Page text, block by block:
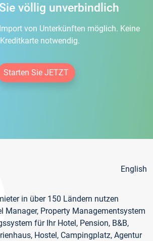
völlig unverbindlich
von Unterkünften möglich. Keine
Kreditkarte notwendig.
Starten Sie JETZT
English
in über 150 Ländern nutzen
Manager, Property Managementsystem
für Ihr Hotel, Pension, B&B,
Hostel, Campingplatz, Agentur